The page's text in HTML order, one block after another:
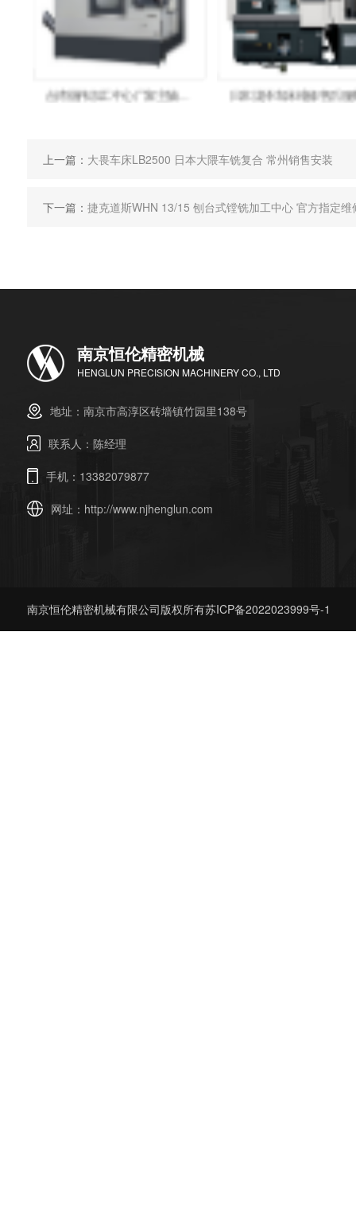
台湾丽伟加工中心厂家主轴维修售后服务配件V-22iF车床丽伟
上一篇： 大畏车床LB2500 日本大隈车铣复合 常州销售安装
下一篇：捷克道斯WHN 13/15 刨台式镗铣加工中心 官方指定维
南京恒伦精密机械
HENGLUN PRECISION MACHINERY CO., LTD
地址：南京市高淳区砖墙镇竹园里138号
联系人：陈经理
手机：13382079877
网址： http://www.njhenglun.com
南京恒伦精密机械有限公司版权所有苏ICP备2022023999号-1